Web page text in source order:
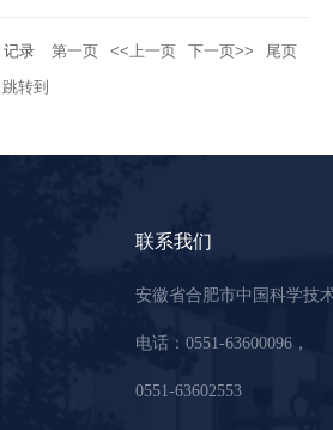
记录 第一页 <<上一页 下一页>>
尾页
跳转到
联系我们
安徽省合肥市中国科学技
电话：0551-63600096，
0551-63602553